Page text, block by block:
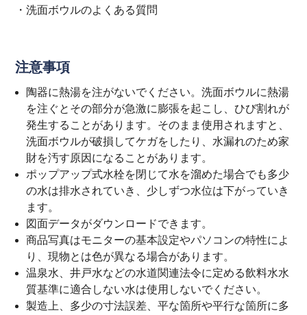
・洗面ボウルのよくある質問
注意事項
陶器に熱湯を注がないでください。洗面ボウルに熱湯
を注ぐとその部分が急激に膨張を起こし、ひび割れが
発生することがあります。そのまま使用されますと、
洗面ボウルが破損してケガをしたり、水漏れのため家
財を汚す原因になることがあります。
ポップアップ式水栓を閉じて水を溜めた場合でも多少
の水は排水されていき、少しずつ水位は下がっていき
ます。
図面データがダウンロードできます。
商品写真はモニターの基本設定やパソコンの特性によ
り、現物とは色が異なる場合があります。
温泉水、井戸水などの水道関連法令に定める飲料水水
質基準に適合しない水は使用しないでください。
製造上、多少の寸法誤差、平な箇所や平行な箇所に多